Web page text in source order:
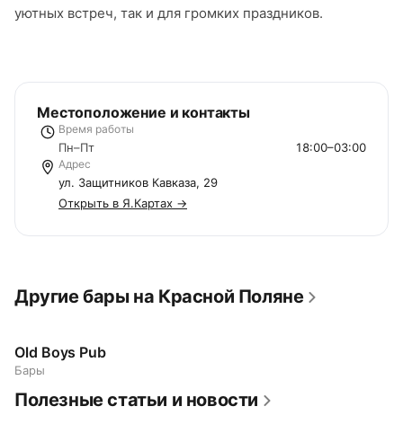
уютных встреч, так и для громких праздников.
Местоположение и контакты
Время работы
Пн–Пт 18:00–03:00
Адрес
ул. Защитников Кавказа, 29
Открыть в Я.Картах →
Другие бары на Красной Поляне
Old Boys Pub
Бары
Полезные статьи и новости